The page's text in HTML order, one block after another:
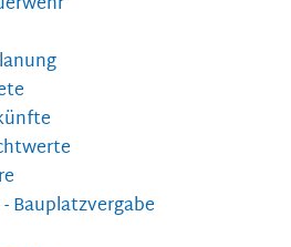
Bauplatzvergabe